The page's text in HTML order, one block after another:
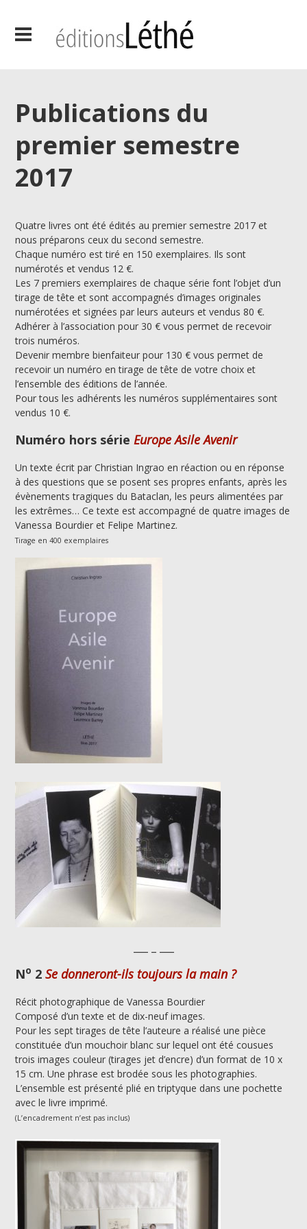
Publications du
premier semestre
2017
Quatre livres ont été édités au premier semestre 2017 et
nous préparons ceux du second semestre.
Chaque numéro est tiré en 150 exemplaires. Ils sont
numérotés et vendus 12 €.
Les 7 premiers exemplaires de chaque série font l’objet d’un
tirage de tête et sont accompagnés d’images originales
numérotées et signées par leurs auteurs et vendus 80 €.
Adhérer à l’association pour 30 € vous permet de recevoir
trois numéros.
Devenir membre bienfaiteur pour 130 € vous permet de
recevoir un numéro en tirage de tête de votre choix et
l’ensemble des éditions de l’année.
Pour tous les adhérents les numéros supplémentaires sont
vendus 10 €.
Numéro hors sérieEurope Asile Avenir
Un texte écrit par Christian Ingrao en réaction ou en réponse
à des questions que se posent ses propres enfants, après les
évènements tragiques du Bataclan, les peurs alimentées par
les extrêmes… Ce texte est accompagné de quatre images de
Vanessa Bourdier et Felipe Martinez.
Tirage en 400 exemplaires
No 2Se donneront-ils toujours la main ?
Récit photographique de Vanessa Bourdier
Composé d’un texte et de dix-neuf images.
Pour les sept tirages de tête l’auteure a réalisé une pièce
constituée d’un mouchoir blanc sur lequel ont été cousues
trois images couleur (tirages jet d’encre) d’un format de 10 x
15 cm. Une phrase est brodée sous les photographies.
L’ensemble est présenté plié en triptyque dans une pochette
avec le livre imprimé.
(L’encadrement n’est pas inclus)